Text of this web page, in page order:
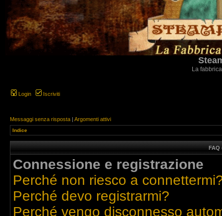
La
Login Iscriviti
Messaggi senza risposta | Argomenti attivi
Indice
FAQ
Connessione e registrazione
Perché non riesco a
Perché devo registrarmi?
Perché vengo disconnesso